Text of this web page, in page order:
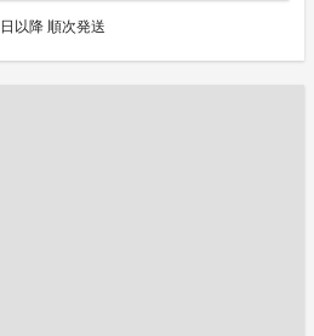
以降 順次発送